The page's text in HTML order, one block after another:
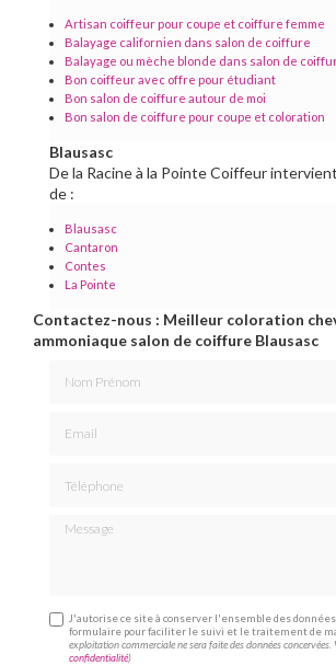
Artisan coiffeur pour coupe et coiffure femme
Balayage californien dans salon de coiffure
Balayage ou mèche blonde dans salon de
Bon coiffeur avec offre pour étudiant
Bon salon de coiffure autour de moi
Bon salon de coiffure pour coupe et coloration
Blausasc
De la Racine à la Pointe Coiffeur
de :
Blausasc
Cantaron
Contes
La Pointe
Contactez-nous : Meilleur coloration
ammoniaque salon de coiffure Blausasc
Message
J'autorise ce site à conserver l'ensemble des
formulaire pour faciliter le suivi et le traitement de
exploitation commerciale ne sera faite des données
confidentialité)